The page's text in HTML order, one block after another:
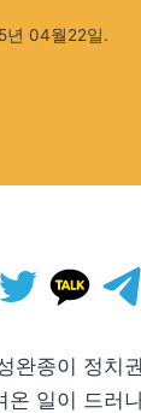
년 04월22일.
완종이 정치
온 일이 드러